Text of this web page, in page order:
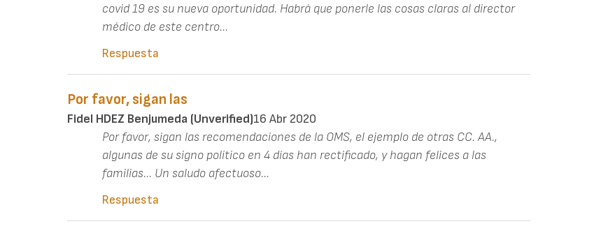
covid 19 es su nueva oportunidad. Habrá que ponerle las cosas claras al director
médico de este centro...
Respuesta
Por favor, sigan las
Fidel HDEZ Benjumeda (unverified)16 Abr 2020
Por favor, sigan las recomendaciones de la OMS, el ejemplo de otras CC. AA.,
algunas de su signo político en 4 días han rectificado, y hagan felices a las
familias... Un saludo afectuoso...
Respuesta